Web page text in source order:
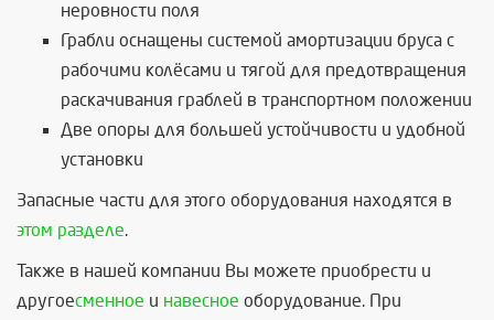
неровности поля
Грабли оснащены системой амортизации бруса с
рабочими колёсами и тягой для предотвращения
раскачивания граблей в транспортном положении
Две опоры для большей устойчивости и удобной
установки
Запасные части для этого оборудования находятся в
этом разделе.
Также в нашей компании Вы можете приобрести и
другоесменное и навесное оборудование. При